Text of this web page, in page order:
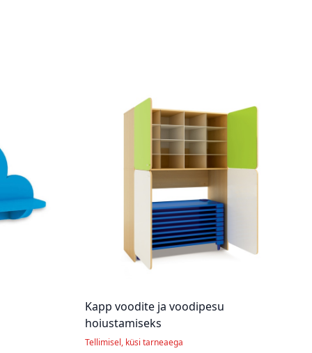
Kapp voodite ja voodipesu
hoiustamiseks
Tellimisel, küsi tarneaega